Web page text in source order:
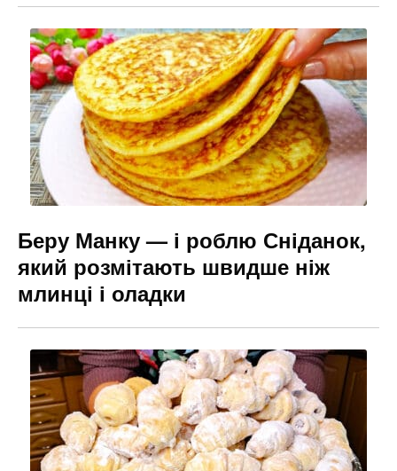
Беру Манку — і роблю Сніданок,
який розмітають швидше ніж
млинці і оладки